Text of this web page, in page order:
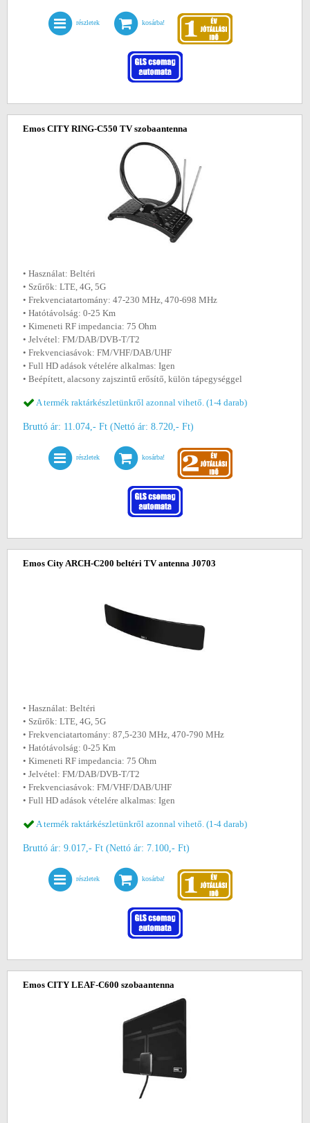
részletek kosárba!
Emos CITY RING-C550 TV szobaantenna
• Használat: Beltéri
• Szűrők: LTE, 4G, 5G
• Frekvenciatartomány: 47-230 MHz, 470-698 MHz
• Hatótávolság: 0-25 Km
• Kimeneti RF impedancia: 75 Ohm
• Jelvétel: FM/DAB/DVB-T/T2
• Frekvenciasávok: FM/VHF/DAB/UHF
• Full HD adások vételére alkalmas: Igen
• Beépített, alacsony zajszintű erősítő, külön tápegységgel
A termék raktárkészletünkről azonnal vihető. (1-4 darab)
Bruttó ár: 11.074,- Ft (Nettó ár: 8.720,- Ft)
részletek kosárba!
Emos City ARCH-C200 beltéri TV antenna J0703
• Használat: Beltéri
• Szűrők: LTE, 4G, 5G
• Frekvenciatartomány: 87,5-230 MHz, 470-790 MHz
• Hatótávolság: 0-25 Km
• Kimeneti RF impedancia: 75 Ohm
• Jelvétel: FM/DAB/DVB-T/T2
• Frekvenciasávok: FM/VHF/DAB/UHF
• Full HD adások vételére alkalmas: Igen
A termék raktárkészletünkről azonnal vihető. (1-4 darab)
Bruttó ár: 9.017,- Ft (Nettó ár: 7.100,- Ft)
részletek kosárba!
Emos CITY LEAF-C600 szobaantenna